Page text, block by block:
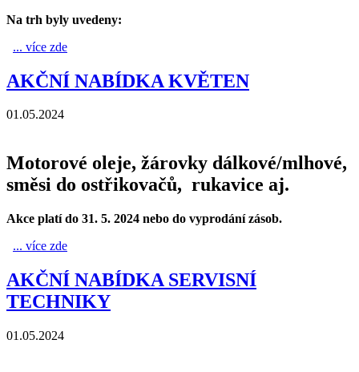
Na trh byly uvedeny:
... více zde
AKČNÍ NABÍDKA KVĚTEN
01.05.2024
Motorové oleje, žárovky dálkové/mlhové,
směsi do ostřikovačů, rukavice aj.
Akce platí do 31. 5. 2024 nebo do vyprodání zásob.
... více zde
AKČNÍ NABÍDKA SERVISNÍ
TECHNIKY
01.05.2024